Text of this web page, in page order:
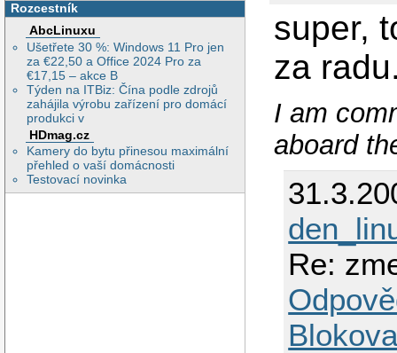
Rozcestník
AbcLinuxu
Ušetřete 30 %: Windows 11 Pro jen
za €22,50 a Office 2024 Pro za
€17,15 – akce B
Týden na ITBiz: Čína podle zdrojů
zahájila výrobu zařízení pro domácí
produkci v
HDmag.cz
Kamery do bytu přinesou maximální
přehled o vaší domácnosti
Testovací novinka
super,
za
I am
aboard
Re: